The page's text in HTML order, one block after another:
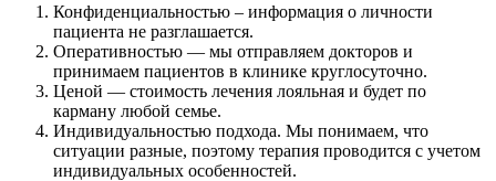
Конфиденциальностью – информация о личности
пациента не разглашается.
Оперативностью — мы отправляем докторов и
принимаем пациентов в клинике круглосуточно.
Ценой — стоимость лечения лояльная и будет по
карману любой семье.
Индивидуальностью подхода. Мы понимаем, что
ситуации разные, поэтому терапия проводится с учетом
индивидуальных особенностей.